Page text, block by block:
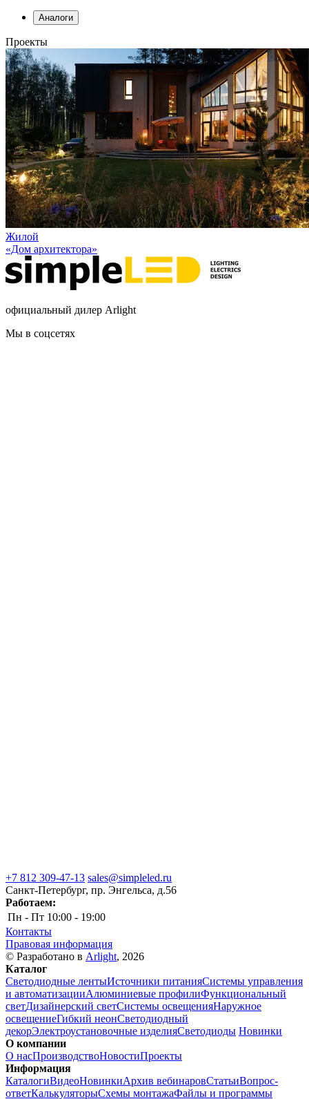
Аналоги
Проекты
Жилой
«Дом архитектора»
официальный дилер Arlight
Мы в соцсетях
+7 812 309-47-13 sales@simpleled.ru
Санкт-Петербург, пр. Энгельса, д.56
Работаем:
Пн - Пт 10:00 - 19:00
Контакты
Правовая информация
© Разработано в Arlight, 2026
Каталог
Светодиодные лентыИсточники питанияСистемы управления
и автоматизацииАлюминиевые профилиФункциональный
светДизайнерский светСистемы освещенияНаружное
освещениеГибкий неонСветодиодный
декорЭлектроустановочные изделияСветодиоды Новинки
О компании
О насПроизводствоНовостиПроекты
Информация
КаталогиВидеоНовинкиАрхив вебинаровСтатьиВопрос-
ответКалькуляторыСхемы монтажаФайлы и программы